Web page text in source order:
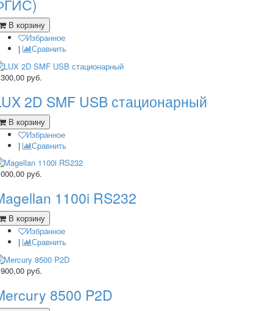
В корзину
Избранное
|
Сравнить
руб.
2D SMF USB стационарный
В корзину
Избранное
|
Сравнить
руб.
1100i RS232
В корзину
Избранное
|
Сравнить
руб.
8500 P2D